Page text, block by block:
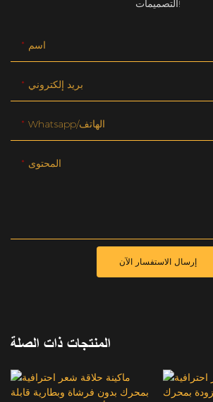
التصميمات!
اسم
بريد إلكتروني
Whatsapp/الهاتف
المحتوى
إرسال الاستفسار الآن
المنتجات ذات الصلة